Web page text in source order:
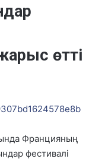
өтті
Францияның
фестивалі